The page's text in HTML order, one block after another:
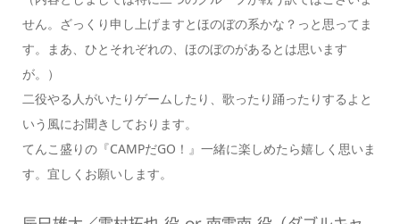
せん。ざっくり申し上げますとほのぼの系かな？っと思ってま
す。まあ、ひとそれぞれの、ほのぼのがあるとは思います
が。）
二役やる人がいたりゲームしたり、歌ったり踊ったりするよと
いう風にお聞きしております。
てんこ盛りの『CAMPだGO！』一緒に楽しめたら嬉しく思いま
す。宜しくお願いします。